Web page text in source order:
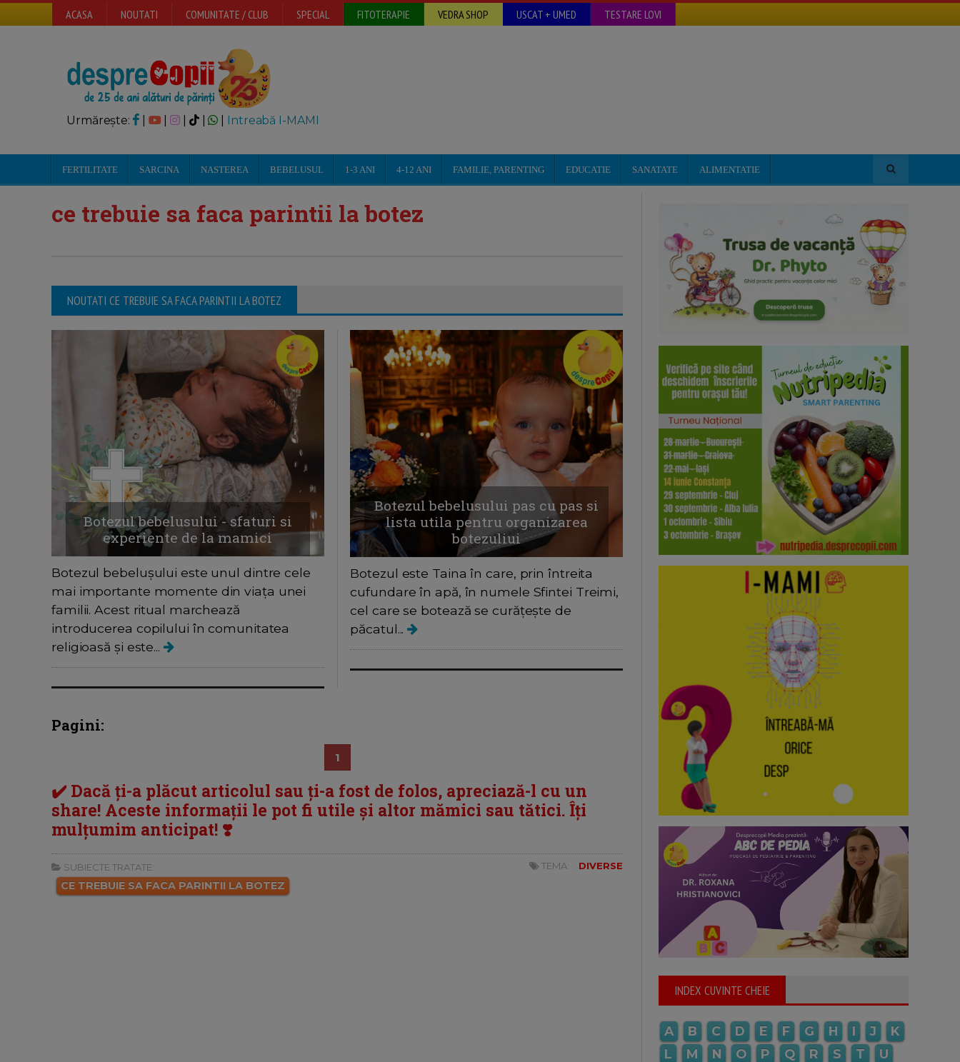
ACASA NOUTATI COMUNITATE / CLUB SPECIAL FITOTERAPIE VEDRA SHOP USCAT + UMED TESTARE LOVI
Urmărește: | | Intreabă I-MAMI
FERTILITATE SARCINA NASTEREA BEBELUSUL 1-3 ANI 4-12 ANI FAMILIE, PARENTING EDUCATIE SANATATE ALIMENTATIE
ce trebuie sa faca parintii la botez
NOUTATI CE TREBUIE SA FACA PARINTII LA BOTEZ
Botezul bebelusului - sfaturi si
experiente de la mamici
Botezul bebelușului este unul dintre cele
mai importante momente din viața unei
familii. Acest ritual marchează
introducerea copilului în comunitatea
religioasă și este...
Botezul bebelusului pas cu pas si
lista utila pentru organizarea
botezuliui
Botezul este Taina în care, prin întreita
cufundare în apă, în numele Sfintei Treimi,
cel care se botează se curățește de
păcatul...
Pagini:
1
✔️ Dacă ți-a plăcut articolul sau ți-a fost de folos, apreciază-l cu un
share! Aceste informații le pot fi utile și altor mămici sau tătici. Îți
mulțumim anticipat! ❣️
SUBIECTE TRATATE:
CE TREBUIE SA FACA PARINTII LA BOTEZ
TEMA: DIVERSE
INDEX CUVINTE CHEIE
A B C D E F G H I J
K
L
M N O P Q R S T
U